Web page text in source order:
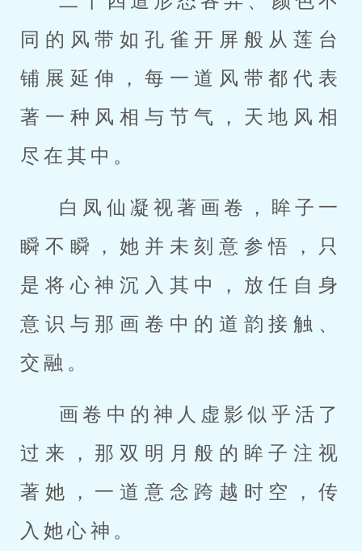
同的风带如孔雀开屏般从莲台
铺展延伸，每一道风带都代表
著一种风相与节气，天地风相
尽在其中。
白凤仙凝视著画卷，眸子一
瞬不瞬，她并未刻意参悟，只
是将心神沉入其中，放任自身
意识与那画卷中的道韵接触、
交融。
画卷中的神人虚影似乎活了
过来，那双明月般的眸子注视
著她，一道意念跨越时空，传
入她心神。